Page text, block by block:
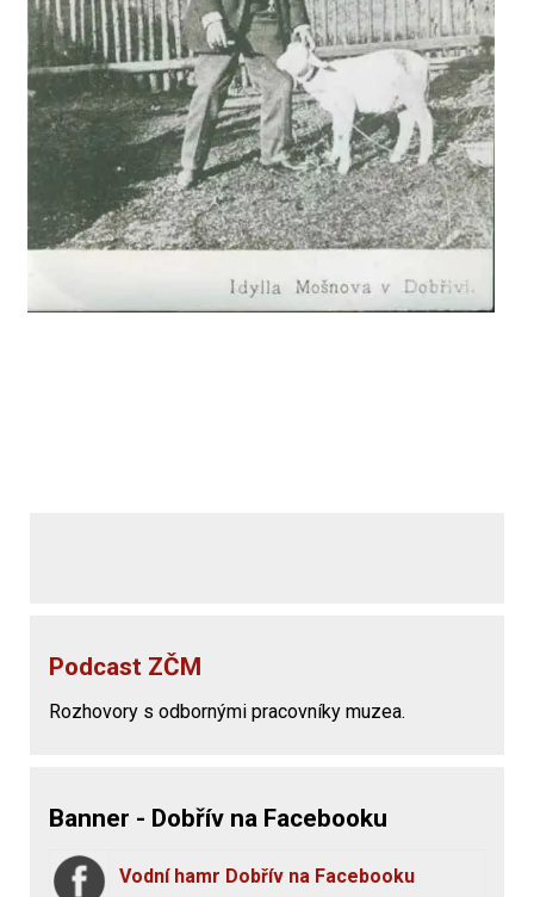
Podcast ZČM
Rozhovory s odbornými pracovníky muzea.
Banner - Dobřív na Facebooku
Vodní hamr Dobřív na Facebooku